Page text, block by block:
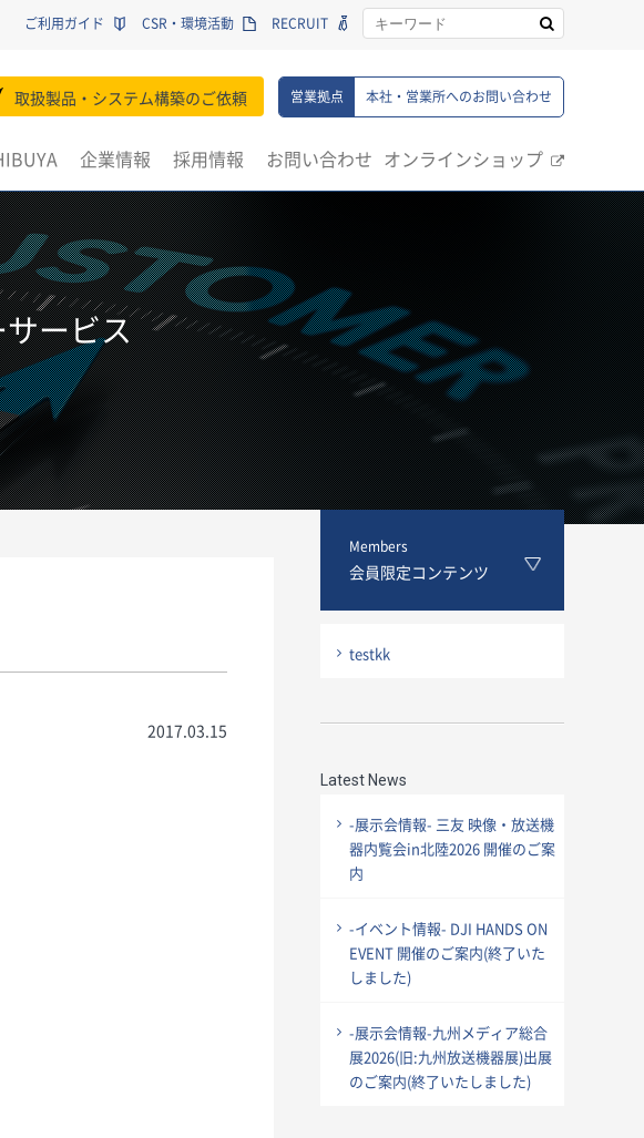
ご利用ガイド CSR・環境活動 RECRUIT
取扱製品・システム構築のご依頼 営業拠点 本社・営業所へのお問い合わせ
企業情報 採用情報 お問い合わせ オンラインショップ
サービス
2017.03.15
Members
会員限定コンテンツ
testkk
Latest News
-展示会情報- 三友 映像・放送機
器内覧会in北陸2026 開催のご案
内
-イベント情報- DJI HANDS ON
EVENT 開催のご案内(終了いた
しました)
-展示会情報-九州メディア総合
展2026(旧:九州放送機器展)出展
のご案内(終了いたしました)